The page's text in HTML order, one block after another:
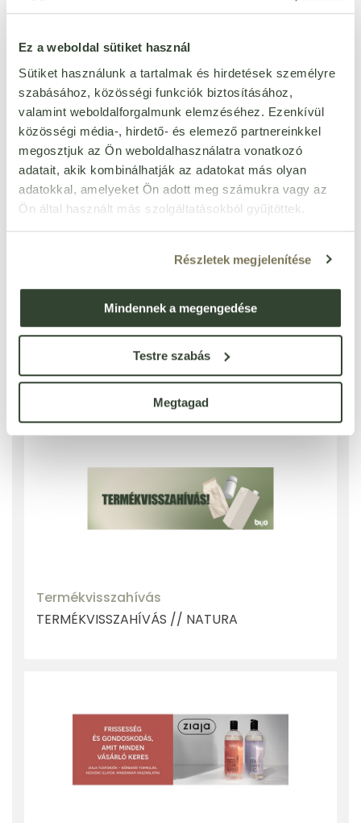
Ez a weboldal sütiket használ
Sütiket használunk a tartalmak és hirdetések személyre
szabásához, közösségi funkciók biztosításához,
valamint weboldalforgalmunk elemzéséhez. Ezenkívül
közösségi média-, hirdető- és elemező partnereinkkel
megosztjuk az Ön weboldalhasználatra vonatkozó
adatait, akik kombinálhatják az adatokat más olyan
adatokkal, amelyeket Ön adott meg számukra vagy az
Ön által használt más szolgáltatásokból gyűjtöttek.
Részletek megjelenítése
Mindennek a megengedése
Testre szabás
Megtagad
KAPSZULA 60 DB
2 638Ft
doboz
BREAKFAST FEKETE TEA
1 539Ft
CSÖKKENTETT
SZÉNHIDRÁTTARTALOMMAL
LHP PROVENCE-I
MARSEILLE SZAPPAN
FRUITS ROUGES (ERDEI
db
Az árak bruttó árak!
BLOG BEJEGYZÉS - BESZÉLJ ZÖLDEKET!
Termékvisszahívás
TERMÉKVISSZAHÍVÁS // NATURA